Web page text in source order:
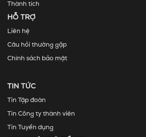
Thành tích
HỖ TRỢ
Liên hệ
Câu hỏi thường gặp
Chính sách bảo mật
TIN TỨC
Tin Tập đoàn
Tin Công ty thành viên
Tin Tuyển dụng